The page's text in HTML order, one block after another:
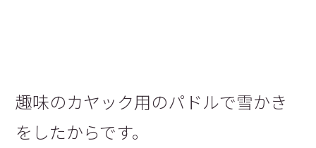
趣味のカヤック用のパドルで雪かき
をしたからです。